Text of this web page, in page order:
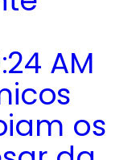
AM
os